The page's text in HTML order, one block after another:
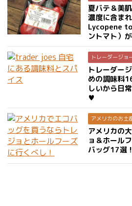
夏バテ＆美
濃度に含ま
Lycopene
ントマト）
トレーダージョ
トレーダー
めの調味料
しいから日
♥
アメリカのお土
アメリカの
ョ＆ホール
バッグ17選